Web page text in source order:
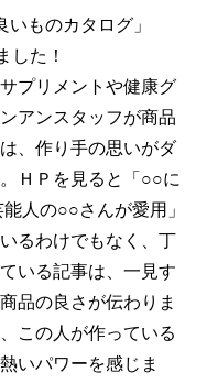
ものカタログ」
した！
プリメントや健康グ
アンスタッフが商品
、作り手の思いがダ
ＨＰを見ると「○○に
人の○○さんが愛用」
るわけでもなく、丁
いる記事は、一見す
品の良さが伝わりま
この人が作っている
いパワーを感じま